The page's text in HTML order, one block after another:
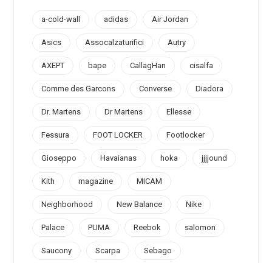
a-cold-wall adidas Air Jordan
Asics Assocalzaturifici Autry
AXEPT bape CallagHan cisalfa
Comme des Garcons Converse Diadora
Dr. Martens Dr Martens Ellesse
Fessura FOOT LOCKER Footlocker
Gioseppo Havaianas hoka jjjjound
Kith magazine MICAM
Neighborhood New Balance Nike
Palace PUMA Reebok salomon
Saucony Scarpa Sebago